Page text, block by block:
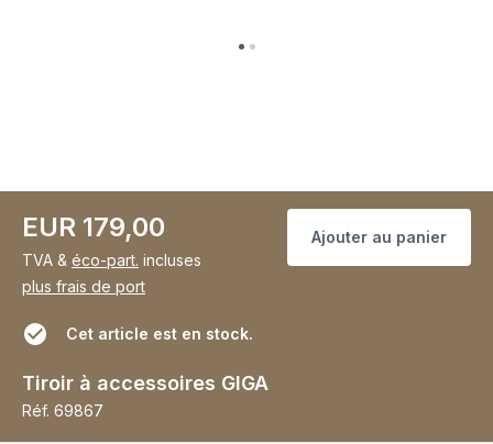
EUR 179,00
TVA & éco-part. incluses
plus frais de port
Ajouter au panier
Cet article est en stock.
Tiroir à accessoires GIGA
Réf. 69867